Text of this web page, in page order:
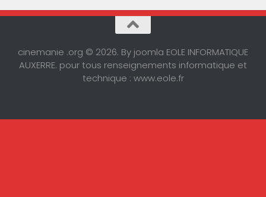
cinemanie .org © 2026. By joomla EOLE INFORMATIQUE
AUXERRE. pour tous renseignements informatique et
technique : www.eole.fr